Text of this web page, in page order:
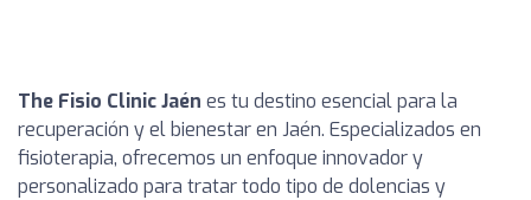
The Fisio Clinic Jaén es tu destino esencial para la
recuperación y el bienestar en Jaén. Especializados en
fisioterapia, ofrecemos un enfoque innovador y
personalizado para tratar todo tipo de dolencias y